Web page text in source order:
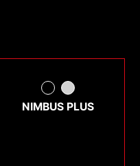
NIMBUS PLUS